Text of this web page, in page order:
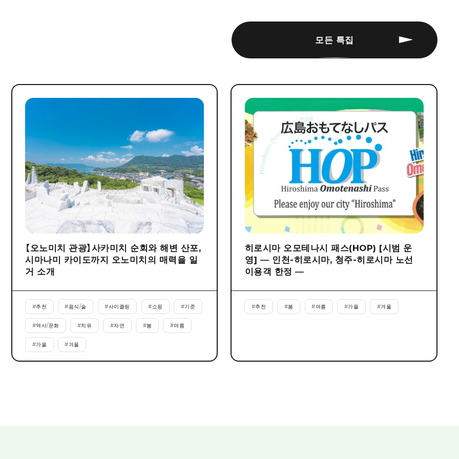
모든 특집
【오노미치 관광】사카미치 순회와 해변 산포,
시마나미 카이도까지 오노미치의 매력을 일
거 소개
#추천 #음식/술 #사이클링 #쇼핑 #기준
#역사/문화 #치유 #자연 #봄 #여름
#가을 #겨울
히로시마 오모테나시 패스(HOP) [시범 운
영] ― 인천-히로시마, 청주-히로시마 노선
이용객 한정 ―
#추천 #봄 #여름 #가을 #겨울